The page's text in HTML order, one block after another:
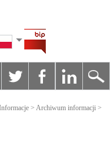
> Archiwum informacji >